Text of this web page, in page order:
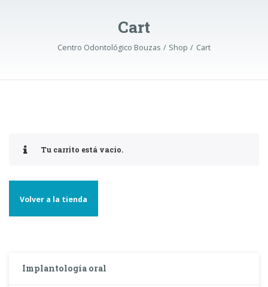
Cart
Centro Odontológico Bouzas Shop Cart
Tu carrito está vacío.
Volver a la tienda
Implantología oral